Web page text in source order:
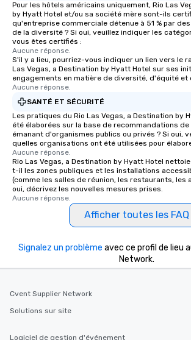
Pour les hôtels américains uniquement, Rio Las
by Hyatt Hotel et/ou sa société mère sont-ils
qu'entreprise commerciale détenue à 51 % par
de la diversité ? Si oui, veuillez indiquer les
vous êtes certifiés :
Aucune réponse.
S'il y a lieu, pourriez-vous indiquer un lien vers le
Las Vegas, a Destination by Hyatt Hotel sur ses
engagements en matière de diversité, d'équité et
Aucune réponse.
SANTÉ ET SÉCURITÉ
Les pratiques du Rio Las Vegas, a Destination by
été élaborées sur la base de recommandations
émanant d'organismes publics ou privés ? Si oui,
quelles organisations ont été utilisées pour
Aucune réponse.
Rio Las Vegas, a Destination by Hyatt Hotel
t-il les zones publiques et les installations
(comme les salles de réunion, les restaurants, les
oui, décrivez les nouvelles mesures prises.
Aucune réponse.
Afficher toutes les FAQ
Signalez un problème avec ce profil de lieu
Network.
Cvent Supplier Network
Solutions sur site
Logiciel de gestion d'événement